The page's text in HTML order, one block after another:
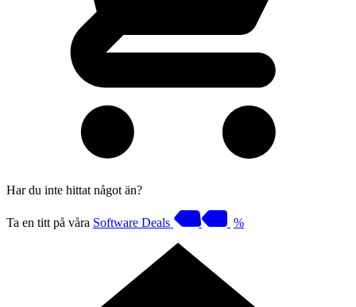
Har du inte hittat något än?
Ta en titt på våra Software Deals %